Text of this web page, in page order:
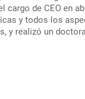
cargo de CEO en
y todos los
realizó un